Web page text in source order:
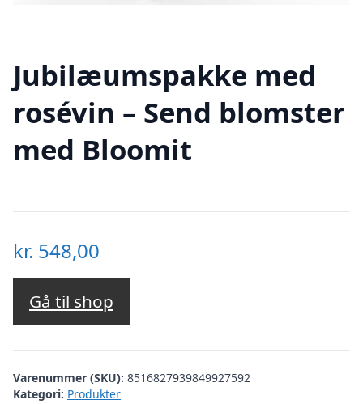
Jubilæumspakke med
rosévin – Send blomster
med Bloomit
kr. 548,00
Gå til shop
Varenummer (SKU): 8516827939849927592
Kategori: Produkter